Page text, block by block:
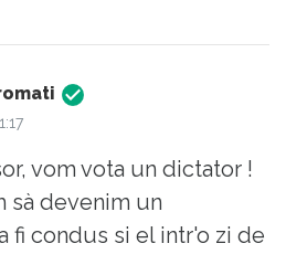
vom vota un dictator !
sà devenim un
fi condus si el intr'o zi de